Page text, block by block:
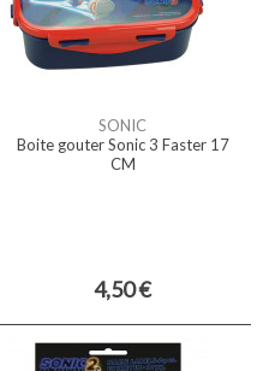
SONIC
Boite gouter Sonic 3 Faster 17
CM
4,50 €